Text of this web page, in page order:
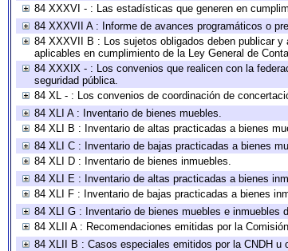
84 XXXVI - : Las estadísticas que generen en
84 XXXVII A : Informe de avances programáticos o
84 XXXVII B : Los sujetos obligados deben publicar
aplicables en cumplimiento de la Ley General de
84 XXXIX - : Los convenios que realicen con la
seguridad pública.
84 XL - : Los convenios de coordinación de
84 XLI A : Inventario de bienes muebles.
84 XLI B : Inventario de altas practicadas a bienes
84 XLI C : Inventario de bajas practicadas a bienes
84 XLI D : Inventario de bienes inmuebles.
84 XLI E : Inventario de altas practicadas a bienes
84 XLI F : Inventario de bajas practicadas a bienes
84 XLI G : Inventario de bienes muebles e inmuebles
84 XLII A : Recomendaciones emitidas por la
84 XLII B : Casos especiales emitidos por la CNDH u